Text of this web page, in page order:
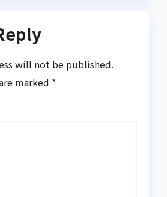
will not be published.
marked *